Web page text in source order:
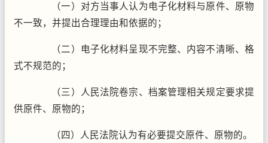
（一）对方当事人认为电子化材料与原件、原物
不一致，并提出合理理由和依据的；
（二）电子化材料呈现不完整、内容不清晰、格
式不规范的；
（三）人民法院卷宗、档案管理相关规定要求提
供原件、原物的；
（四）人民法院认为有必要提交原件、原物的。